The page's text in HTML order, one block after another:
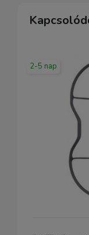
2-5 nap